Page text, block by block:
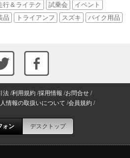
行＆ライテク 試乗会
イベント
品 トライアンフ スズキ
バイク用品
法 利用規約 採用情報 お問合せ
情報の取扱いについて 会員規約
ォン デスクトップ